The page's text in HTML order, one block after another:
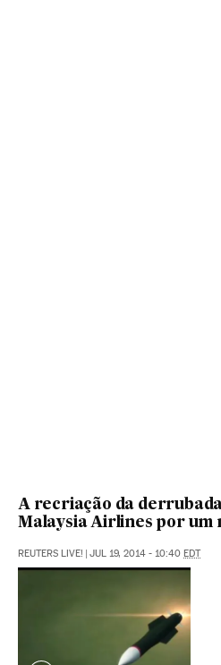
A recriação da
Malaysia Airlines por um
REUTERS LIVE! | JUL 19, 2014 - 10:40 EDT